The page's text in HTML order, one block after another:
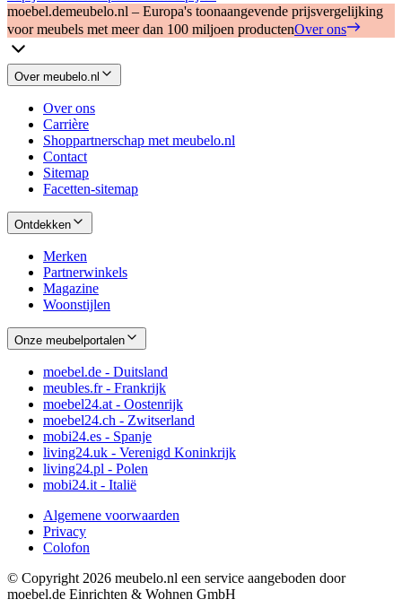
moebel.demeubelo.nl – Europa's toonaangevende prijsvergelijking
voor meubels met meer dan 100 miljoen productenOver ons
Over meubelo.nl
Over ons
Carrière
Shoppartnerschap met meubelo.nl
Contact
Sitemap
Facetten-sitemap
Ontdekken
Merken
Partnerwinkels
Magazine
Woonstijlen
Onze meubelportalen
moebel.de - Duitsland
meubles.fr - Frankrijk
moebel24.at - Oostenrijk
moebel24.ch - Zwitserland
mobi24.es - Spanje
living24.uk - Verenigd Koninkrijk
living24.pl - Polen
mobi24.it - Italië
Algemene voorwaarden
Privacy
Colofon
© Copyright 2026 meubelo.nl een service aangeboden door
moebel.de Einrichten & Wohnen GmbH